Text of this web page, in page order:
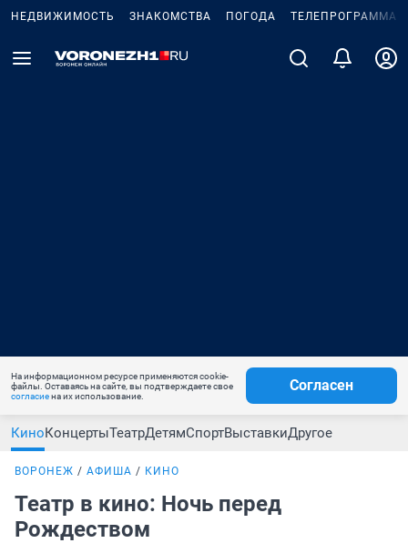
НЕДВИЖИМОСТЬ ЗНАКОМСТВА ПОГОДА ТЕЛЕПРОГРАММА
На информационном ресурсе применяются cookie-
файлы. Оставаясь на сайте, вы подтверждаете свое
согласиена их использование.
Согласен
КиноКонцертыТеатрДетямСпортВыставкиДругое
ВОРОНЕЖ АФИША КИНО
Театр в кино: Ночь перед
Рождеством